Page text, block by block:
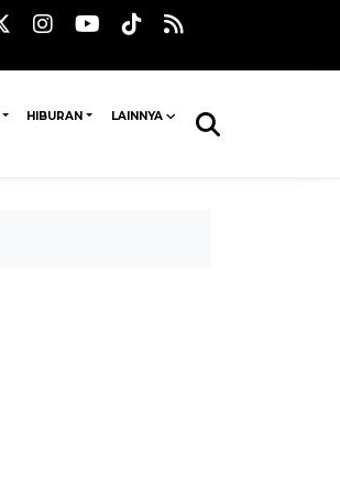
HIBURAN LAINNYA